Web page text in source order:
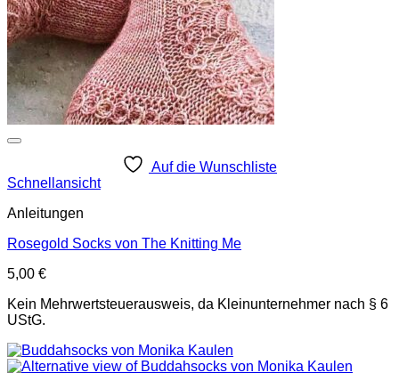
Auf die Wunschliste
Schnellansicht
Anleitungen
Rosegold Socks von The Knitting Me
5,00 €
Kein Mehrwertsteuerausweis, da Kleinunternehmer nach § 6
UStG.